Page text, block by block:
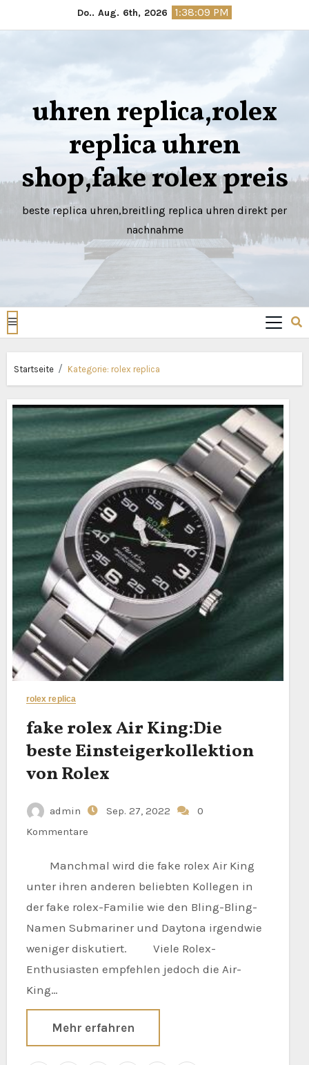
zum
Do.. Aug. 6th, 2026 1:38:10 PM
uhren replica,rolex
replica uhren
shop,fake rolex preis
beste replica uhren,breitling replica uhren direkt per
nachnahme
Startseite Kategorie: rolex replica
rolex replica
fake rolex Air King:Die
beste Einsteigerkollektion
von Rolex
admin Sep. 27, 2022
0
Kommentare
Manchmal wird die fake rolex Air King
unter ihren anderen beliebten Kollegen in
der fake rolex-Familie wie den Bling-Bling-
Namen Submariner und Daytona irgendwie
weniger diskutiert. Viele Rolex-
Enthusiasten empfehlen jedoch die Air-
King…
Mehr erfahren